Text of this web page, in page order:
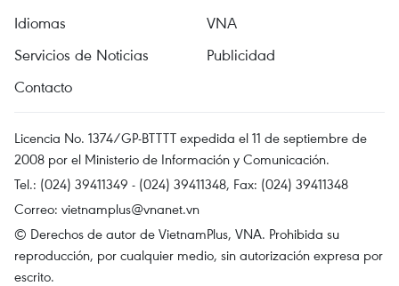
Idiomas
VNA
Servicios de Noticias
Publicidad
Contacto
Licencia No. 1374/GP-BTTTT expedida el 11 de septiembre de
2008 por el Ministerio de Información y Comunicación.
Tel.: (024) 39411349 - (024) 39411348, Fax: (024) 39411348
Correo: vietnamplus@vnanet.vn
© Derechos de autor de VietnamPlus, VNA. Prohibida su
reproducción, por cualquier medio, sin autorización expresa por
escrito.